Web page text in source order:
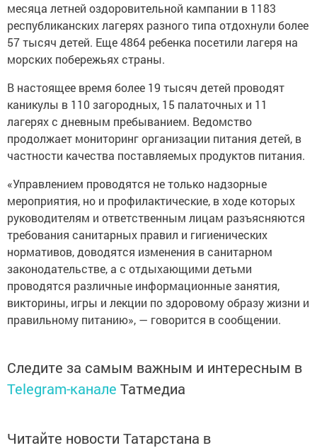
месяца летней оздоровительной кампании в 1183
республиканских лагерях разного типа отдохнули более
57 тысяч детей. Еще 4864 ребенка посетили лагеря на
морских побережьях страны.
В настоящее время более 19 тысяч детей проводят
каникулы в 110 загородных, 15 палаточных и 11
лагерях с дневным пребыванием. Ведомство
продолжает мониторинг организации питания детей, в
частности качества поставляемых продуктов питания.
«Управлением проводятся не только надзорные
мероприятия, но и профилактические, в ходе которых
руководителям и ответственным лицам разъясняются
требования санитарных правил и гигиенических
нормативов, доводятся изменения в санитарном
законодательстве, а с отдыхающими детьми
проводятся различные информационные занятия,
викторины, игры и лекции по здоровому образу жизни и
правильному питанию», — говорится в сообщении.
Следите за самым важным и интересным в
Telegram-канале Татмедиа
Читайте новости Татарстана в